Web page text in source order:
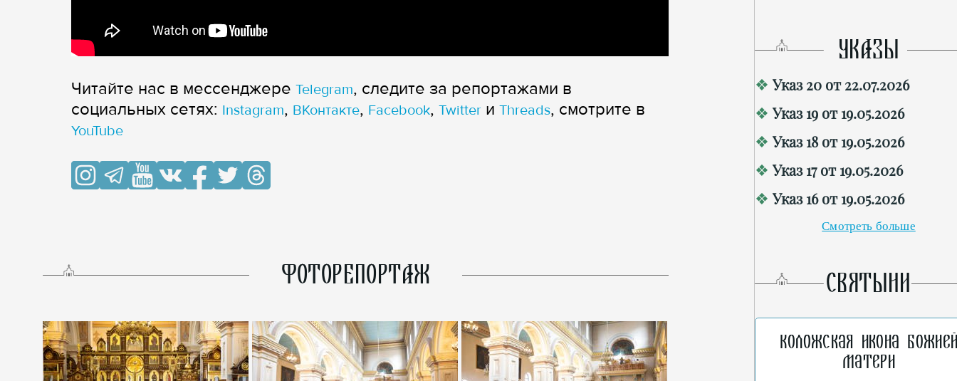
Читайте нас в мессенджере Telegram, следите за репортажами в
cоциальных сетях: Instagram, ВКонтакте, Facebook, Twitter и Threads, смотрите в
YouTube
ФОТОРЕПОРТАЖ
УКАЗЫ
Указ 20 от 22.07.2026
Указ 19 от 19.05.2026
Указ 18 от 19.05.2026
Указ 17 от 19.05.2026
Указ 16 от 19.05.2026
Смотреть больше
СВЯТЫНИ
Коложская икона
Матери